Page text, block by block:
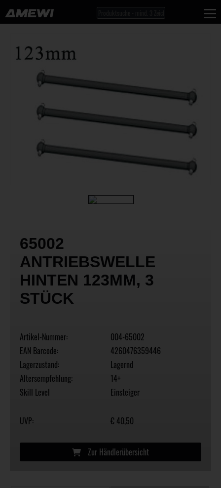
65002
ANTRIEBSWELLE
HINTEN 123MM, 3
STÜCK
Artikel-Nummer:
004-65002
EAN Barcode:
4260476359446
Lagerzustand:
Lagernd
Altersempfehlung:
14+
Skill Level
Einsteiger
UVP: € 40,50
Zur Händlerübersicht